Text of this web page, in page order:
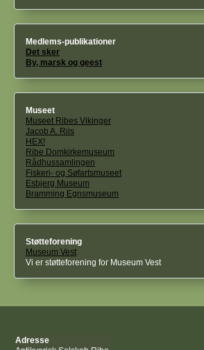
Medlems-publikationer
Det sker
By, marsk og geest
Museet
Museet Ribes Vikinger
Jacob A. Riis
HEX!
Ribe Domkirkemuseum
Rådhussamlingen
Fiskeri- og Søfartsmuseet
Esbjerg Museum
Bramming Egnsmuseum
Støtteforening
Museum Vest
Vi er støtteforening for Museum Vest
Adresse